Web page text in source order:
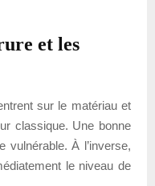
et les
sur le matériau et
classique. Une bonne
vulnérable. À l’inverse,
le niveau de